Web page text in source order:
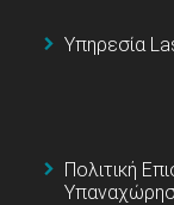
Υπηρεσία
Πολιτική